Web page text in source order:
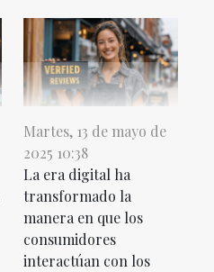
Martes, 13 de mayo de
2025 10:38
La era digital ha
transformado la
manera en que los
consumidores
interactúan con los